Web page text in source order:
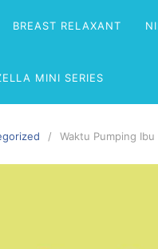
BREAST RELAXANT
MINI SERIES
Waktu Pumping Ibu